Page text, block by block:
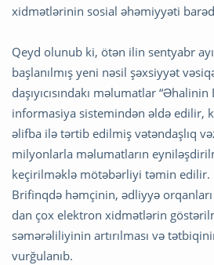
xidmətlərinin sosial əhəmiyyəti
Qeyd olunub ki, ötən ilin sentyabr
başlanılmış yeni nəsil şəxsiyyət
daşıyıcısındakı məlumatlar
informasiya sistemindən əldə edilir,
əlifba ilə tərtib edilmiş vətəndaşlıq
milyonlarla məlumatların
keçirilməklə mötəbərliyi təmin edilir.
Brifinqdə həmçinin, ədliyyə
dan çox elektron xidmətlərin
səmərəliliyinin artırılması və
vurğulanıb.